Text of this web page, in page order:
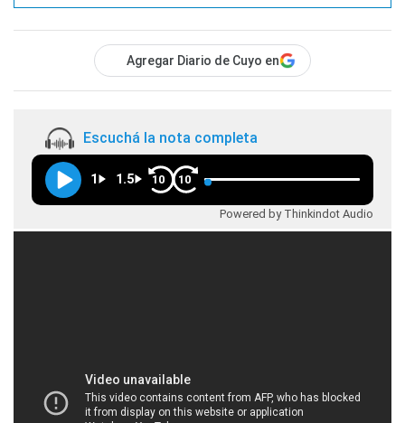
Agregar Diario de Cuyo en
Escuchá la nota completa
1 1.5 10 10
Powered by Thinkindot Audio